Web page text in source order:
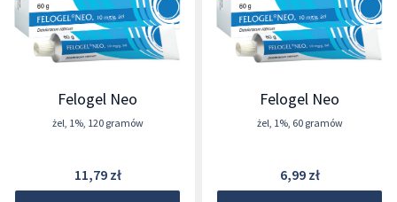
Felogel Neo
żel, 1%, 120 gramów
11,79 zł
Felogel Neo
żel, 1%, 60 gramów
6,99 zł